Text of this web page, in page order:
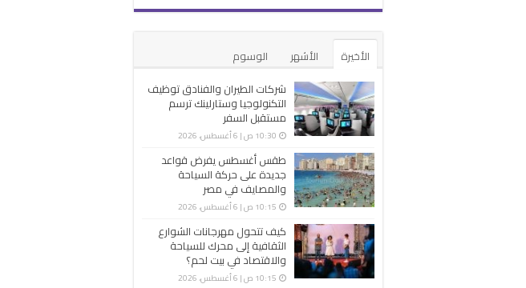
الأخيرة الأشهر
الوسوم
شركات الطيران والفنادق توظيف
التكنولوجيا وستارلينك ترسم
مستقبل السفر
10:30 ص | 6 أغسطس، 2026
طقس أغسطس يفرض قواعد
جديدة على حركة السياحة
والمصايف في مصر
10:15 ص | 6 أغسطس، 2026
كيف تتحول مهرجانات الشوارع
الثقافية إلى محرك للسياحة
والاقتصاد في بيت لحم؟
10:15 ص | 6 أغسطس، 2026